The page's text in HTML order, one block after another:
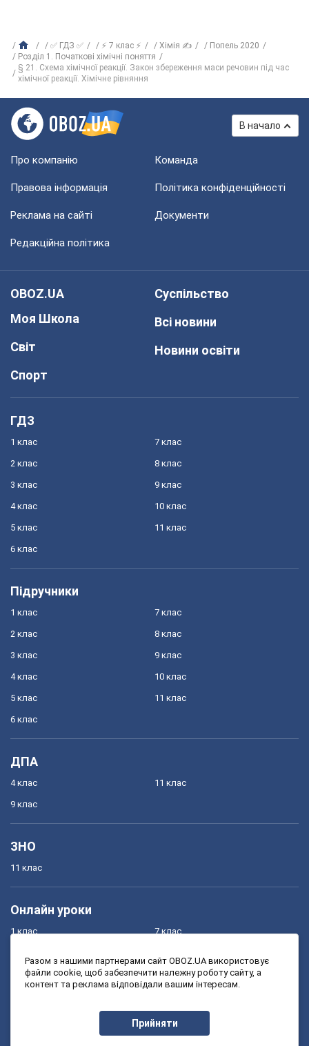
✅ ГДЗ ✅ ⚡ 7 клас ⚡ Хімія ✍
Попель 2020
Розділ 1. Початкові хімічні поняття
§ 21. Схема хімічної реакції. Закон збереження маси речовин під час
хімічної реакції. Хімічне рівняння
В начало
Про компанію Команда
Правова інформація Політика конфіденційності
Реклама на сайті Документи
Редакційна політика
OBOZ.UA
Моя Школа
Світ
Спорт
Суспільство
Всі новини
Новини освіти
ГДЗ
1 клас
2 клас
3 клас
4 клас
5 клас
6 клас
7 клас
8 клас
9 клас
10 клас
11 клас
Підручники
1 клас
2 клас
3 клас
4 клас
5 клас
6 клас
7 клас
8 клас
9 клас
10 клас
11 клас
ДПА
4 клас
9 клас
11 клас
ЗНО
11 клас
Онлайн уроки
1 клас
3 клас
7 клас
9 клас
Разом з нашими партнерами сайт OBOZ.UA використовує
файли cookie, щоб забезпечити належну роботу сайту, а
контент та реклама відповідали вашим інтересам.
Прийняти